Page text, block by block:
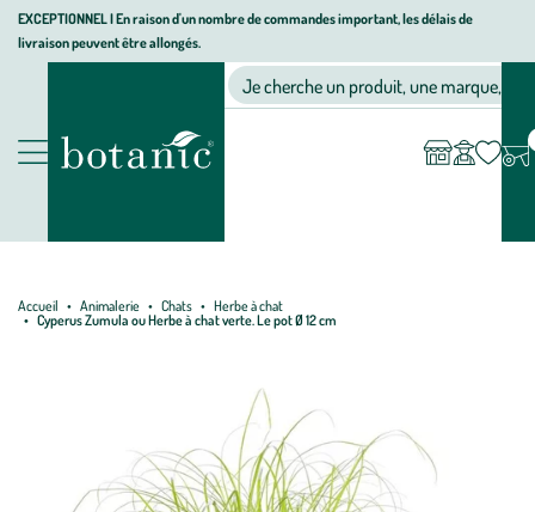
Aller
Aller
au
Aller
au
page
EXCEPTIONNEL I En raison d'un nombre de commandes important, les délais de
livraison peuvent être allongés.
Nos produits
Jardinerie écologique, animalerie, décoration, alimentation bio
Je cherche un produit, une marque, un
compte
Accueil Animalerie Chats
Herbe à chat
Cyperus Zumula ou Herbe à chat verte. Le pot Ø 12 cm